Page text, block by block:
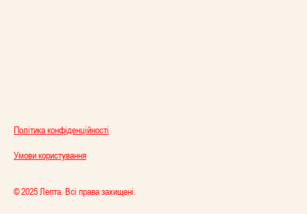
© 2025 Лепта. Всі права захищені.
Політика конфіденційності
Умови користування